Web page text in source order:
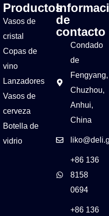
Productos
Vasos de
cristal
Copas de
vino
Lanzadores
Vasos de
cerveza
Botella de
vidrio
de
contacto
Condado
de
Fengyang,
Chuzhou,
Anhui,
China
+86 136
8158
0694
+86 136